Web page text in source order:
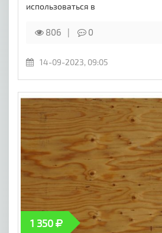
использоваться в
806 0
14-09-2023, 09:05
1 350